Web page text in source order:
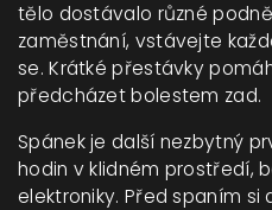
tělo dostávalo různé
zaměstnání, vstávejte
se. Krátké přestávky
předcházet bolestem zad.
Spánek je další nezbytný
hodin v klidném prostředí,
elektroniky. Před spaním